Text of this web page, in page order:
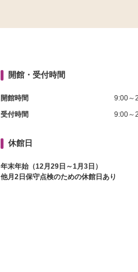
開館・受付時間
開館時間
9:00～
受付時間
9:00～
休館日
年末年始（12月29日～1月3日）
他月2日保守点検のための休館日あり